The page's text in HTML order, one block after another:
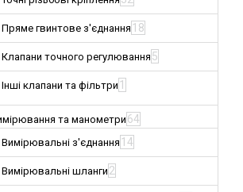
Пряме гвинтове з'єднання 18
Клапани точного регулювання 5
Інші клапани та фільтри 1
та манометри 64
Вимірювальні з'єднання 14
Вимірювальні шланги 2